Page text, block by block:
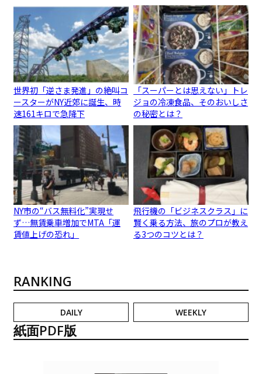
世界初「逆さま発進」の絶叫コ
ースターがNY近郊に誕生、時
速161キロで急降下
「スーパーとは思えない」トレ
ジョの冷凍食品、そのおいしさ
の秘密とは？
NY市の“バス無料化”実現せ
ず…無賃乗車増加でMTA「運
賃値上げの恐れ」
飛行機の「ビジネスクラス」に
賢く乗る方法、旅のプロが教え
る3つのコツとは？
RANKING
DAILY WEEKLY
紙面PDF版